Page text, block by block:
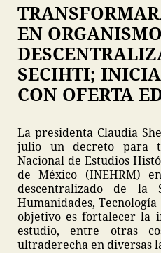
EN ORGANISMO
SECIHTI;
CON OFERTA
La presidenta Claudia
julio un decreto para
Nacional de Estudios
de México (INEHRM)
descentralizado de la
Humanidades,
objetivo es fortalecer la
estudio, entre otras
ultraderecha en diversas